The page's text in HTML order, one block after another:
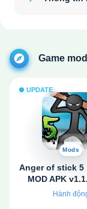
Game
UPDATE
Mods
Anger of stick 5
MOD APK
hạn tiền, đá
Hành